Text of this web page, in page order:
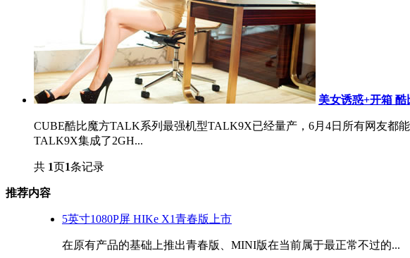
美女诱惑+开箱
CUBE酷比魔方TALK系列最强机型TALK9X已经量产，6月4日所有网友都
TALK9X集成了2GH...
共 1页1条记录
推荐内容
5英寸1080P屏 HIKe X1青春版上市
在原有产品的基础上推出青春版、MINI版在当前属于最正常不过的...